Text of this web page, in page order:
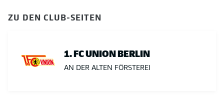
ZU DEN CLUB-SEITEN
1. FC UNION BERLIN
AN DER ALTEN FÖRSTEREI